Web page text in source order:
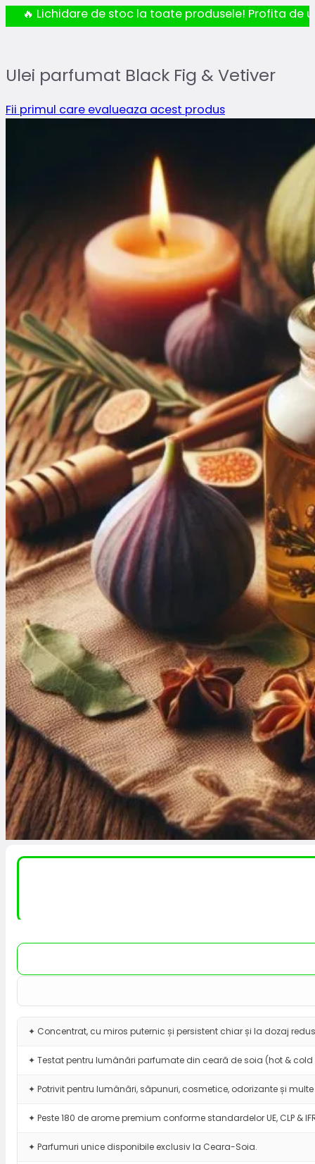
🔥 Lichidare de stoc la toate produsele! Profita de
Ulei parfumat Black Fig & Vetiver
Fii primul care evalueaza acest produs
✦ Concentrat, cu miros puternic și persistent chiar și la dozaj
✦ Testat pentru lumânări parfumate din ceară de soia (hot & cold
✦ Potrivit pentru lumânări, săpunuri, cosmetice, odorizante și
✦ Peste 180 de arome premium conforme standardelor UE, CLP &
✦ Parfumuri unice disponibile exclusiv la Ceara-Soia.